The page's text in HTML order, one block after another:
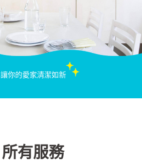
讓你的愛家清潔如新
所有服務